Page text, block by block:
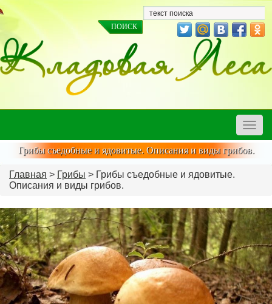
Toggle
Грибы съедобные и ядовитые. Описания и виды грибов.
Главная > Грибы > Грибы съедобные и ядовитые.
Описания и виды грибов.